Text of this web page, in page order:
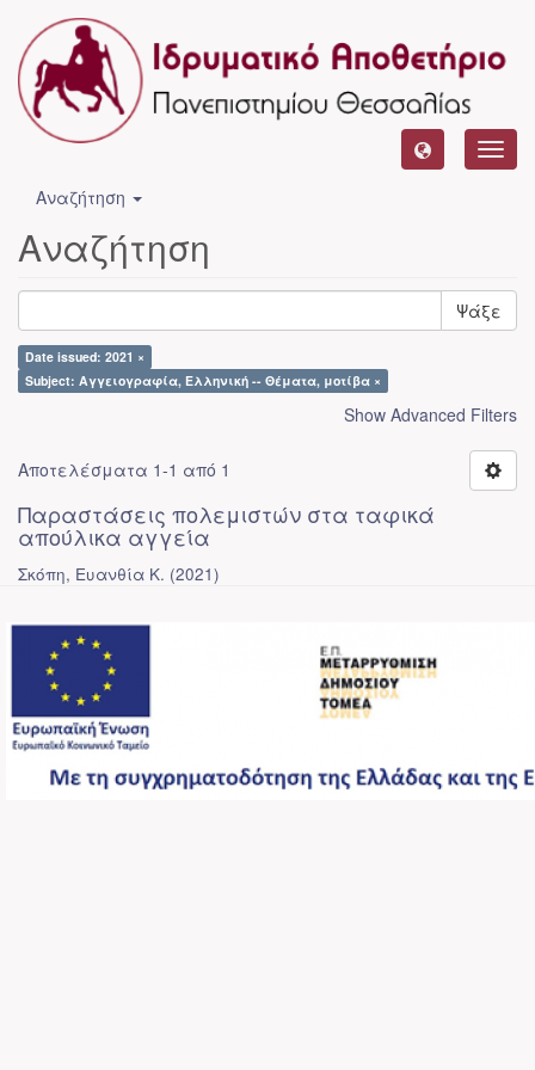
Αναζήτηση
Αναζήτηση
Ψάξε
Date issued: 2021 ×
Subject: Αγγειογραφία, Ελληνική -- Θέματα, μοτίβα ×
Show Advanced Filters
Αποτελέσματα 1-1 από 1
Παραστάσεις πολεμιστών στα ταφικά
απούλικα αγγεία
Σκόπη, Ευανθία Κ. (2021)